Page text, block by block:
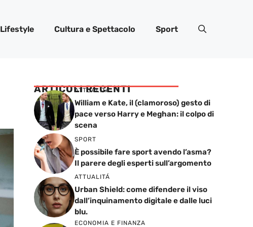
Lifestyle Cultura e Spettacolo Sport
ARTICOLI RECENTI
ATTUALITÁ
William e Kate, il (clamoroso) gesto di
pace verso Harry e Meghan: il colpo di
scena
SPORT
È possibile fare sport avendo l’asma?
Il parere degli esperti sull’argomento
ATTUALITÁ
Urban Shield: come difendere il viso
dall’inquinamento digitale e dalle luci
blu.
ECONOMIA E FINANZA